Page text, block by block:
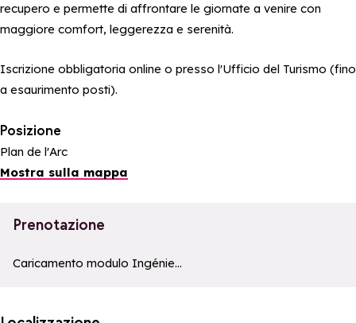
recupero e permette di affrontare le giornate a venire con
maggiore comfort, leggerezza e serenità.
Iscrizione obbligatoria online o presso l'Ufficio del Turismo (fino
a esaurimento posti).
Posizione
Plan de l'Arc
Mostra sulla mappa
Prenotazione
a11y_module_ingenie_texte
Caricamento modulo Ingénie...